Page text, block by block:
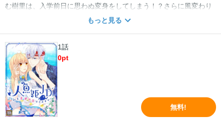
む樹里は、入学前日に思わぬ変身をしてしまう！？さらに風変わり
な4人のイケメン兄弟と出会い、兄弟たちは人魚族のために樹里を嫁
もっと見る
1話
0pt
無料!